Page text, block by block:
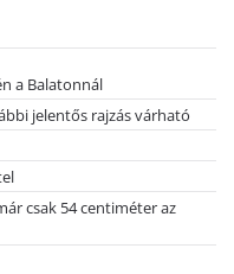
a Balatonnál
jelentős rajzás várható
csak 54 centiméter az